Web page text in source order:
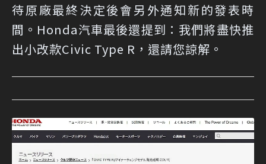
待原廠最終決定後會另外通知新的發表時
間。Honda汽車最後還提到：我們將盡快推
出小改款Civic Type R，還請您諒解。